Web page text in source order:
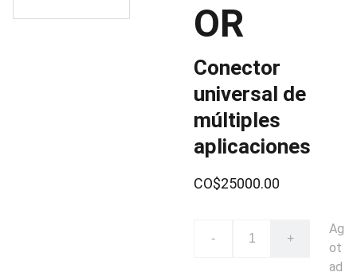
OR
Conector
universal de
múltiples
aplicaciones
CO$25000.00
- +
Ag
ot
ad